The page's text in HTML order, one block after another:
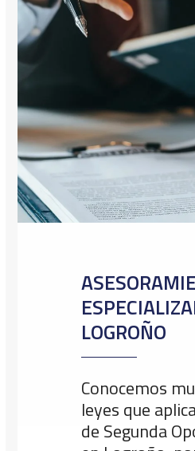
LOGROÑO
Conocemos
leyes que
de Segunda